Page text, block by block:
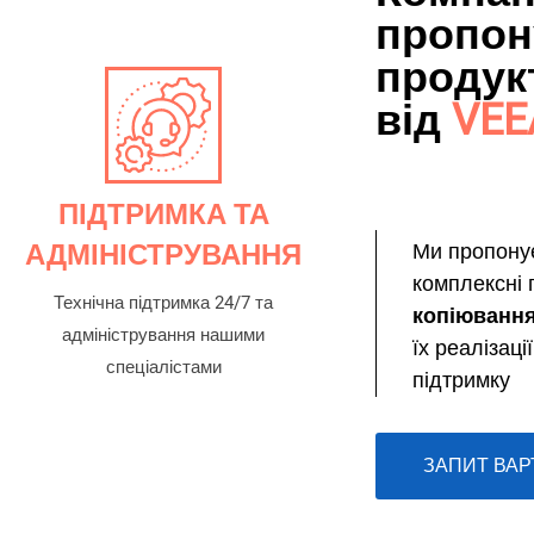
ПІДТРИМКА ТА
АДМІНІСТРУВАННЯ
Технічна підтримка 24/7 та
адміністрування нашими
спеціалістами
від
Ми
їх
підтримку
ЗАПИТ